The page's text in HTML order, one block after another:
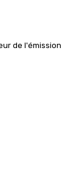
de l'émission